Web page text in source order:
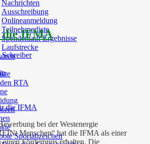
Nachrichten
Ausschreibung
Onlineanmeldung
Teilnehmerliste
Spendenlauf Ergebnisse
Laufstrecke
RTA
Sportabzeichen
IFMA
bei der Westenergie
Menschen“ hat die IFMA als einer
Förderpreis erhalten. Die